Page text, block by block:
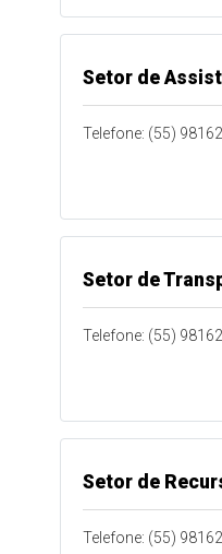
Setor de
Telefone: (55)
Setor de
Telefone: (55)
Setor de
Telefone: (55)